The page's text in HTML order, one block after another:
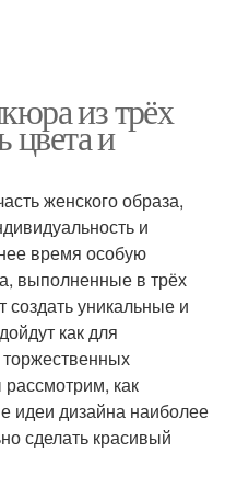
из трёх
цвета и
женского образа,
и
время особую
выполненные в трёх
создать уникальные и
как для
как
идеи дизайна наиболее
сделать красивый